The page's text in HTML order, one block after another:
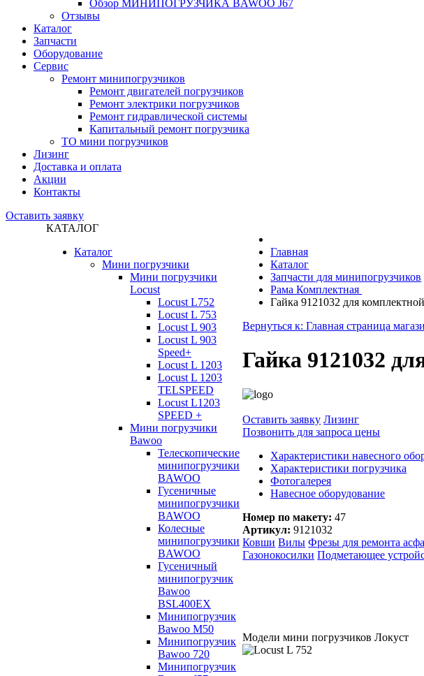
Обзор МИНИПОГРУЗЧИКА BAWOO J67
Отзывы
Каталог
Запчасти
Оборудование
Сервис
Ремонт минипогрузчиков
Ремонт двигателей погрузчиков
Ремонт электрики погрузчиков
Ремонт гидравлической системы
Капитальный ремонт погрузчика
ТО мини погрузчиков
Лизинг
Доставка и оплата
Акции
Контакты
Оставить заявку
КАТАЛОГ
Каталог
Мини погрузчики
Мини погрузчики
Locust
Locust L752
Locust L 753
Locust L 903
Locust L 903
Speed+
Locust L 1203
Locust L 1203
TELSPEED
Locust L1203
SPEED +
Мини погрузчики
Bawoo
Телескопические
минипогрузчики
BAWOO
Гусеничные
минипогрузчики
BAWOO
Колесные
минипогрузчики
BAWOO
Гусеничный
минипогрузчик
Bawoo
BSL400EX
Минипогрузчик
Bawoo M50
Минипогрузчик
Bawoo 720
Минипогрузчик
Главная
Каталог
Запчасти для минипогрузчиков
Рама Комплектная
Гайка 9121032 для
Вернуться к: Главная страница
Гайка 9121032
Оставить заявку Лизинг
Позвонить для запроса цены
Характеристики навесного
Характеристики погрузчика
Фотогалерея
Навесное оборудование
Номер по макету: 47
Артикул: 9121032
Ковши Вилы Фрезы для ремонта
Газонокосилки Подметающее
Модели мини погрузчиков Локуст